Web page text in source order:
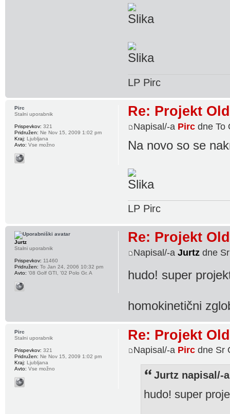
LP Pirc
Re: Projekt
Napisal/-a Pirc dne To
Na novo so se
LP Pirc
Pirc
Stalni uporabnik
Prispevkov: 321
Pridružen: Ne Nov 15, 2009 1:02 pm
Kraj: Ljubljana
Avto: Vse možno
Re: Projekt
Napisal/-aJurtz dne
hudo! super
homokinetični
Jurtz
Stalni uporabnik
Prispevkov: 11460
Pridružen: To Jan 24, 2006 10:32 pm
Avto: '08 Golf GTI, '02 Polo Gr. A
Re: Projekt
Napisal/-a Pirc dne Sr
Jurtz napisal/-
hudo! super
Pirc
Stalni uporabnik
Prispevkov: 321
Pridružen: Ne Nov 15, 2009 1:02 pm
Kraj: Ljubljana
Avto: Vse možno